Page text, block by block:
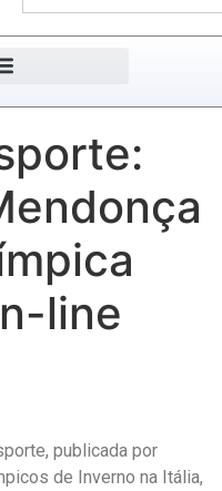
line
publicada por
de Inverno na Itália,